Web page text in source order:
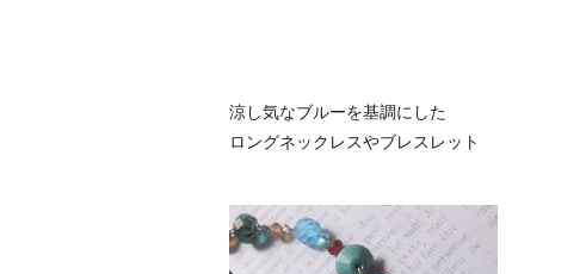
涼し気なブルーを基調にした
ロングネックレスやブレスレット